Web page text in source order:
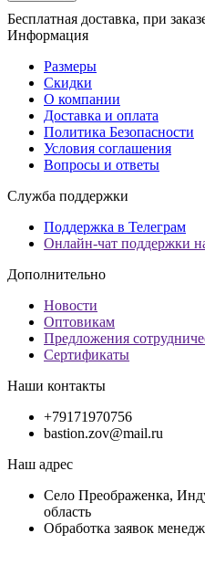
Бесплатная доставка, при
Информация
Размеры
Скидки
О компании
Доставка и оплата
Политика Безопасности
Условия соглашения
Вопросы и ответы
Служба поддержки
Поддержка в Телеграм
Онлайн-чат поддержки
Дополнительно
Новости
Оптовикам
Предложения
Сертификаты
Наши контакты
+79171970756
bastion.zov@mail.ru
Наш адрес
Село Преображенка,
область
Обработка заявок